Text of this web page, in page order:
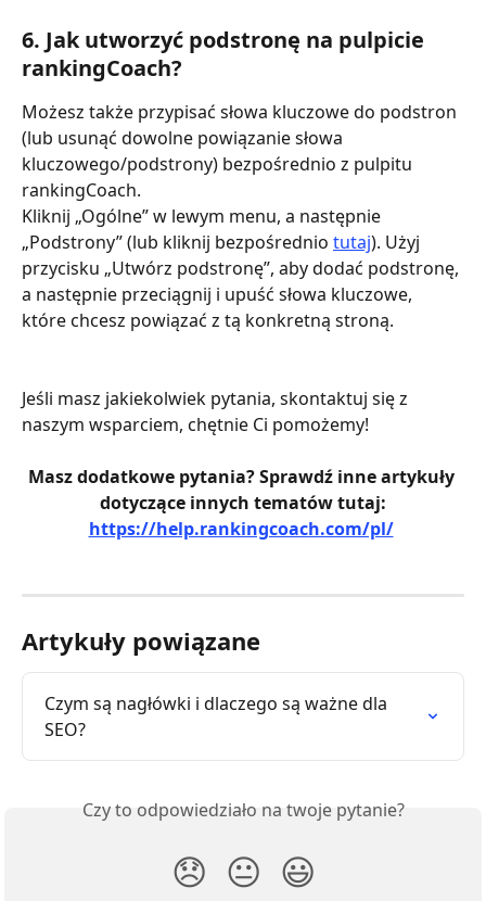
6. Jak utworzyć podstronę na pulpicie
rankingCoach?
Możesz także przypisać słowa kluczowe do podstron
(lub usunąć dowolne powiązanie słowa
kluczowego/podstrony) bezpośrednio z pulpitu
rankingCoach.
Kliknij „Ogólne” w lewym menu, a następnie
„Podstrony” (lub kliknij bezpośrednio tutaj). Użyj
przycisku „Utwórz podstronę”, aby dodać podstronę,
a następnie przeciągnij i upuść słowa kluczowe,
które chcesz powiązać z tą konkretną stroną.
Jeśli masz jakiekolwiek pytania, skontaktuj się z
naszym wsparciem, chętnie Ci pomożemy!
Masz dodatkowe pytania? Sprawdź inne artykuły
dotyczące innych tematów tutaj:
https://help.rankingcoach.com/pl/
Artykuły powiązane
Czym są nagłówki i dlaczego są ważne dla
SEO?
Czy to odpowiedziało na twoje pytanie?
😞 😐 😃